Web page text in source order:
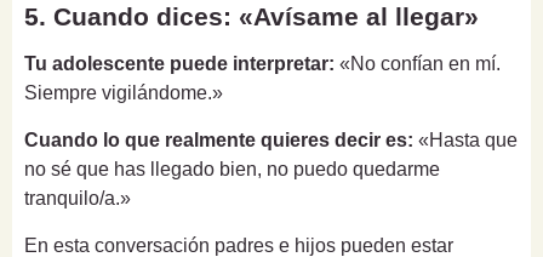
5. Cuando dices: «Avísame al llegar»
Tu adolescente puede interpretar: «No confían en mí.
Siempre vigilándome.»
Cuando lo que realmente quieres decir es: «Hasta que
no sé que has llegado bien, no puedo quedarme
tranquilo/a.»
En esta conversación padres e hijos pueden estar